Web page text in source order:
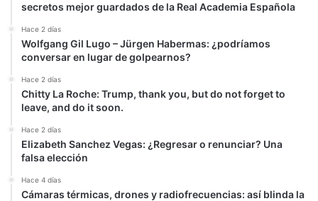
secretos mejor guardados de la Real Academia Española
Hace 2 días
Wolfgang Gil Lugo – Jürgen Habermas: ¿podríamos
conversar en lugar de golpearnos?
Hace 2 días
Chitty La Roche: Trump, thank you, but do not forget to
leave, and do it soon.
Hace 2 días
Elizabeth Sanchez Vegas: ¿Regresar o renunciar? Una
falsa elección
Hace 4 días
Cámaras térmicas, drones y radiofrecuencias: así blinda la